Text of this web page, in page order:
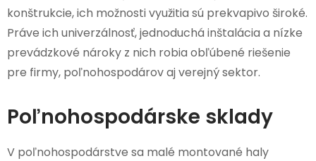
konštrukcie, ich možnosti využitia sú prekvapivo široké.
Práve ich univerzálnosť, jednoduchá inštalácia a nízke
prevádzkové nároky z nich robia obľúbené riešenie
pre firmy, poľnohospodárov aj verejný sektor.
Poľnohospodárske sklady
V poľnohospodárstve sa malé montované haly